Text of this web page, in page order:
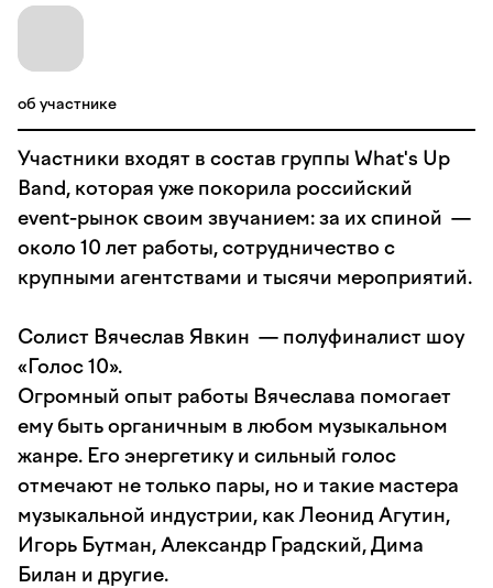
об участнике
Участники входят в состав группы What's Up
Band, которая уже покорила российский
event-рынок своим звучанием: за их спиной —
около 10 лет работы, сотрудничество с
крупными агентствами и тысячи мероприятий.
Солист Вячеслав Явкин — полуфиналист шоу
«Голос 10».
Огромный опыт работы Вячеслава помогает
ему быть органичным в любом музыкальном
жанре. Его энергетику и сильный голос
отмечают не только пары, но и такие мастера
музыкальной индустрии, как Леонид Агутин,
Игорь Бутман, Александр Градский, Дима
Билан и другие.